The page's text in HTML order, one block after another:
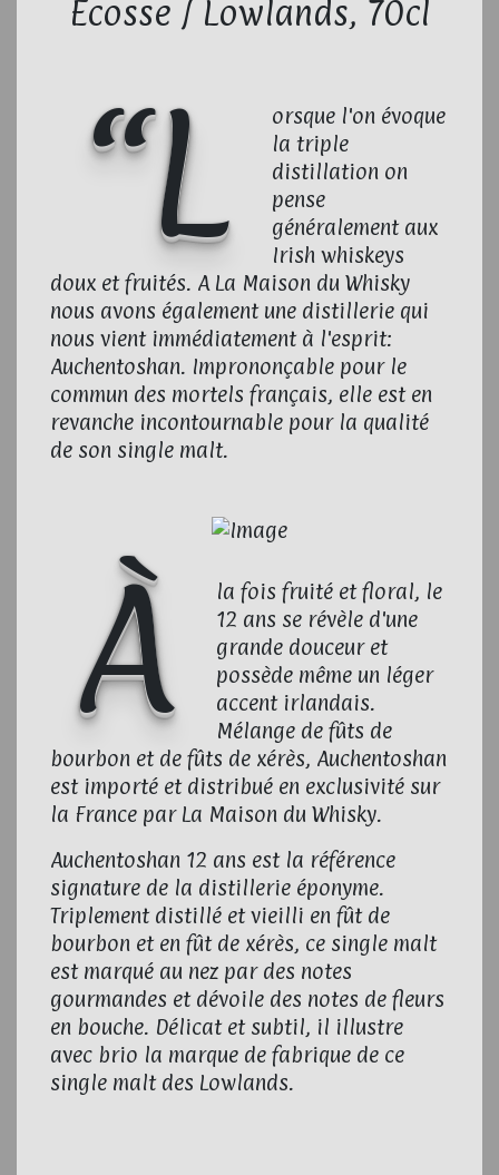
Ecosse / Lowlands, 70cl
“L
orsque l'on évoque
la triple
distillation on
pense
généralement aux
Irish whiskeys
doux et fruités. A La Maison du Whisky
nous avons également une distillerie qui
nous vient immédiatement à l'esprit:
Auchentoshan. Imprononçable pour le
commun des mortels français, elle est en
revanche incontournable pour la qualité
de son single malt.
À
la fois fruité et floral, le
12 ans se révèle d'une
grande douceur et
possède même un léger
accent irlandais.
Mélange de fûts de
bourbon et de fûts de xérès, Auchentoshan
est importé et distribué en exclusivité sur
la France par La Maison du Whisky.
Auchentoshan 12 ans est la référence
signature de la distillerie éponyme.
Triplement distillé et vieilli en fût de
bourbon et en fût de xérès, ce single malt
est marqué au nez par des notes
gourmandes et dévoile des notes de fleurs
en bouche. Délicat et subtil, il illustre
avec brio la marque de fabrique de ce
single malt des Lowlands.